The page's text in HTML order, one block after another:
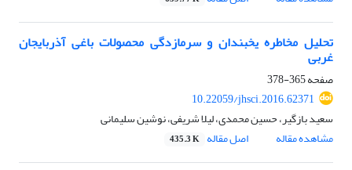
تحلیل مخاطره یخبندان و سرمازدگی محصولات باغی آذربایجان
غربی
صفحه365-378
10.22059/jhsci.2016.62371
سعید بازگیر، حسین محمدی، لیلا شریفی، نوشین سلیمانی
مشاهده مقاله
اصل مقاله 435.3 K